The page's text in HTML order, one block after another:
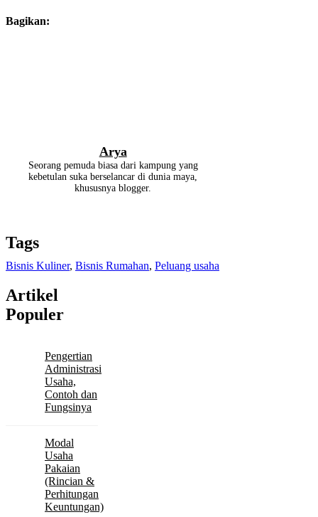
Bagikan:
Arya
Seorang pemuda biasa dari kampung yang
kebetulan suka berselancar di dunia maya,
khususnya blogger.
Tags
Bisnis Kuliner, Bisnis Rumahan, Peluang usaha
Artikel
Populer
Pengertian
Administrasi
Usaha,
Contoh dan
Fungsinya
Modal
Usaha
Pakaian
(Rincian &
Perhitungan
Keuntungan)